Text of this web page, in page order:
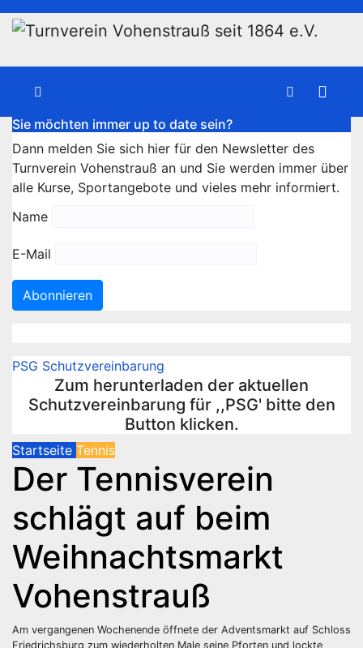
Zum
Inhalt
Sie möchten immer up to date sein?
Dann melden Sie sich hier für den Newsletter des
Turnverein Vohenstrauß an und Sie werden immer über
alle Kurse, Sportangebote und vieles mehr informiert.
Name
E-Mail
Abonnieren
PSG Schutzvereinbarung
Zum herunterladen der aktuellen
Schutzvereinbarung für ,,PSG' bitte den
Button klicken.
Startseite Tennis
Der Tennisverein
schlägt auf beim
Weihnachtsmarkt
Vohenstrauß
Am vergangenen Wochenende öffnete der Adventsmarkt auf Schloss
Friedrichsburg zum wiederholten Male seine Pforten und lockte